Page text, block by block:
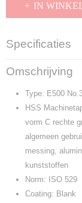
IN
Specificaties
Productcode
E500 No.3
Omschrijving
Type: E500
HSS
vorm C rechte
algemeen
messing,
kunststoffen
Norm: ISO 529
Coating: Blank